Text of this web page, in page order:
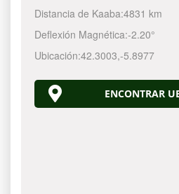
Distancia de Kaaba:4831 km
Deflexión Magnética:-2.20°
Ubicación:42.3003,-5.8977
ENCONTRAR